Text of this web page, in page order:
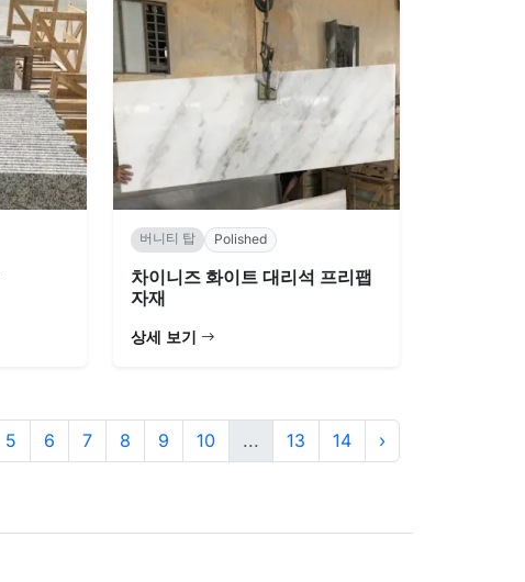
버니티 탑 Polished
차이니즈 화이트 대리석 프리팹
자재
상세 보기
5 6 7 8 9 10 ... 13 14 ›